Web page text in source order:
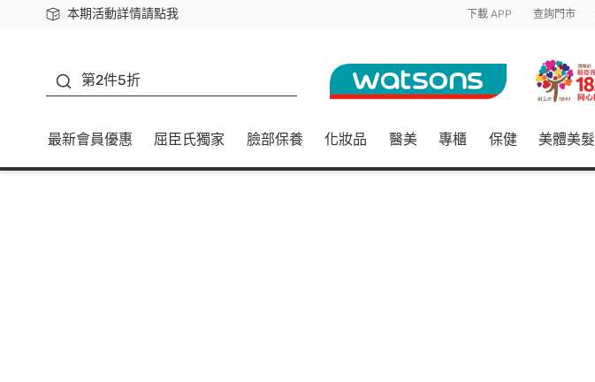
本期活動詳情請點我
下載app最高回饋$350 下載 APP 查詢門市
第2件5折
最新會員優惠 屈臣氏獨家 臉部保養 化妝品 醫美 專櫃 保健 美體美髮